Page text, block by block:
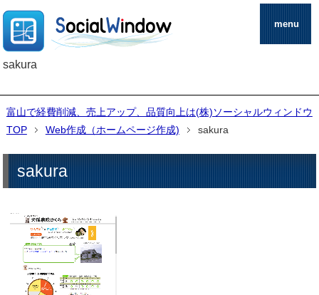
sakura
menu
富山で経費削減、売上アップ、品質向上は(株)ソーシャルウィンドウ
TOP
Web作成（ホームページ作成) sakura
sakura